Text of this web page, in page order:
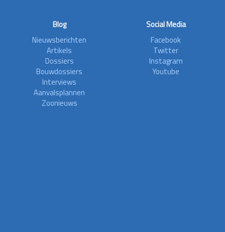
Blog
Nieuwsberichten
Artikels
Dossiers
Bouwdossiers
Interviews
Aanvalsplannen
Zoonieuws
Social Media
Facebook
Twitter
Instagram
Youtube